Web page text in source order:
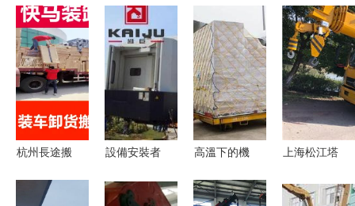
杭州長途搬
與搬運裝卸
設備安裝者
石家莊凱巨
高溫下的機
每人每天走
上海松江塔
車出租與閔